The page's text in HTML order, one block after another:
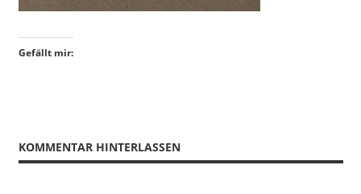
Gefällt mir:
KOMMENTAR HINTERLASSEN